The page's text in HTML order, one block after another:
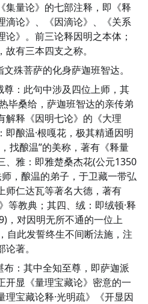
集量论》的七部注释，即《释
滴论》、《因滴论》、《关系
》。前三论释因明之本体；
有三本四支之称。
殊菩萨的化身萨迦班智达。
尊：此句中涉及四位上师，其
毕桑给，萨迦班智达的亲传弟
解释《因明七论》的《大理
酿温·根嘎花，极其精通因明
找酿温”的美称，著有《释量
、雅：即雅楚桑杰花(公元1350
，酿温的弟子，于卫藏一带弘
师仁达瓦等著名大德，著有
等教典；其四、绒：即绒顿·释
对因明无所不通的一位上
自此发誓终生不间断法施，注
著。
：其中全知至尊，即萨迦派
开显《量理宝藏论》密意的一
宝藏论释·光明疏》《开显因